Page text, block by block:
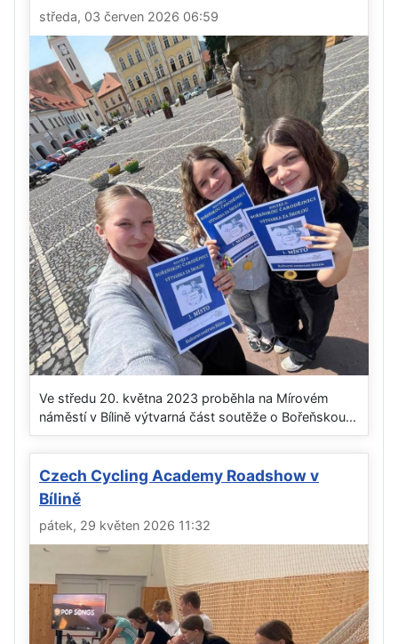
středa, 03 červen 2026 06:59
Ve středu 20. května 2023 proběhla na Mírovém
náměstí v Bílině výtvarná část soutěže o Bořeňskou...
Czech Cycling Academy Roadshow v
Bílině
pátek, 29 květen 2026 11:32